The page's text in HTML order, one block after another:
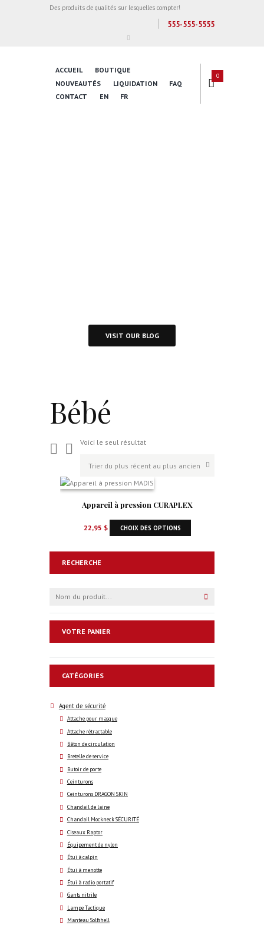
Des produits de qualités sur lesquelles compter!
555-555-5555
ACCUEIL
BOUTIQUE
NOUVEAUTÉS
LIQUIDATION
FAQ
CONTACT
EN FR
0
VISIT OUR BLOG
Bébé
Voici le seul résultat
Appareil à pression CURAPLEX
22,95 $ CHOIX DES OPTIONS
RECHERCHE
VOTRE PANIER
CATÉGORIES
Agent de sécurité
Attache pour masque
Attache rétractable
Bâton de circulation
Bretelle de service
Butoir de porte
Ceinturons
Ceinturons DRAGON SKIN
Chandail de laine
Chandail Mockneck SÉCURITÉ
Ciseaux Raptor
Équipement de nylon
Étui à calpin
Étui à menotte
Étui à radio portatif
Gants nitrile
Lampe Tactique
Manteau Solfshell